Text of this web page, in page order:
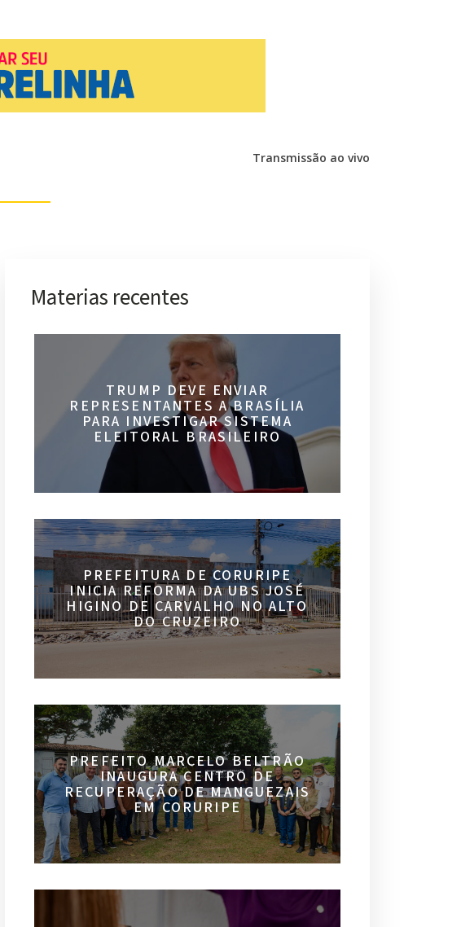
Transmissão ao vivo
Materias recentes
TRUMP DEVE ENVIAR
REPRESENTANTES A BRASÍLIA
PARA INVESTIGAR SISTEMA
ELEITORAL BRASILEIRO
PREFEITURA DE CORURIPE
INICIA REFORMA DA UBS JOSÉ
HIGINO DE CARVALHO NO ALTO
DO CRUZEIRO
PREFEITO MARCELO BELTRÃO
INAUGURA CENTRO DE
RECUPERAÇÃO DE MANGUEZAIS
EM CORURIPE